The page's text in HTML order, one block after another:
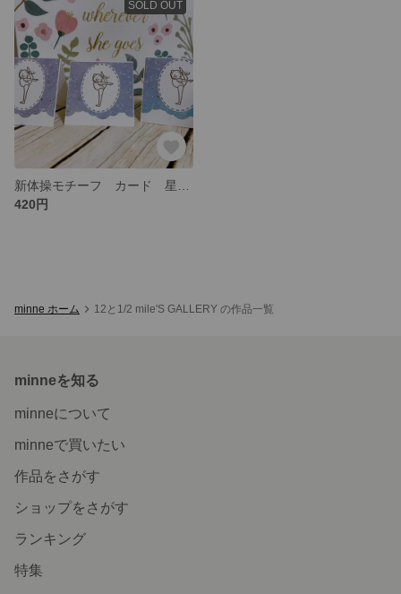
SOLD OUT
420円
minne ホーム 12と1/2 mile'S GALLERY の作品一覧
minneを知る
minneについて
minneで買いたい
作品をさがす
ショップをさがす
ランキング
特集